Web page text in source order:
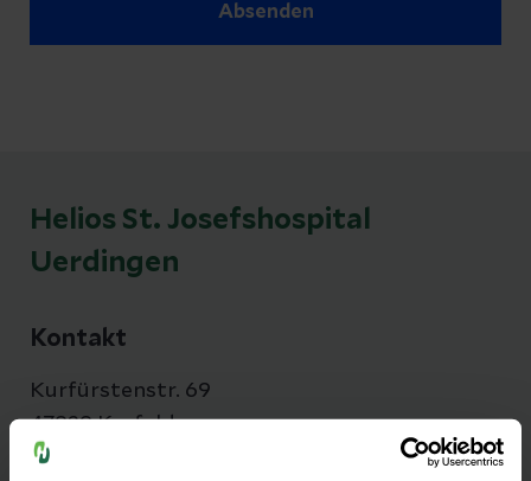
Absenden
Helios St. Josefshospital
Uerdingen
Kontakt
Kurfürstenstr. 69
47829 Krefeld